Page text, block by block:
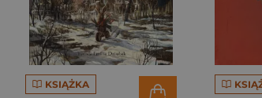
KSIĄŻKA